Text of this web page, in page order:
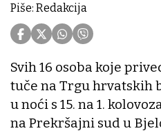
Piše: Redakcija
Svih 16 osoba koje
tuče na Trgu hrvatskih
u noći s 15. na 1.
na Prekršajni sud u